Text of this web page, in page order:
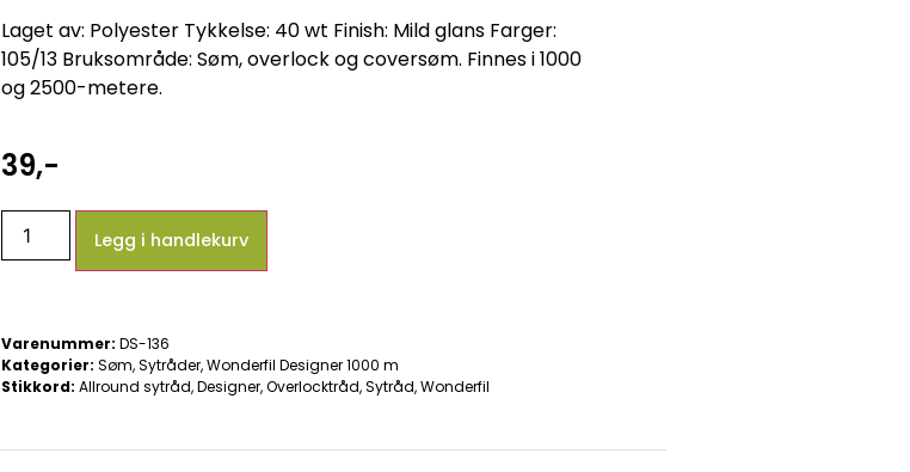
Laget av: Polyester Tykkelse: 40 wt Finish: Mild glans Farger:
105/13 Bruksområde: Søm, overlock og coversøm. Finnes i 1000
og 2500-metere.
39,-
Legg i handlekurv
Varenummer: DS-136
Kategorier: Søm,Sytråder,Wonderfil Designer 1000 m
Stikkord: Allround sytråd,Designer,Overlocktråd,Sytråd,Wonderfil